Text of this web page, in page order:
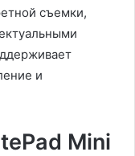
съемки,
и
Mini